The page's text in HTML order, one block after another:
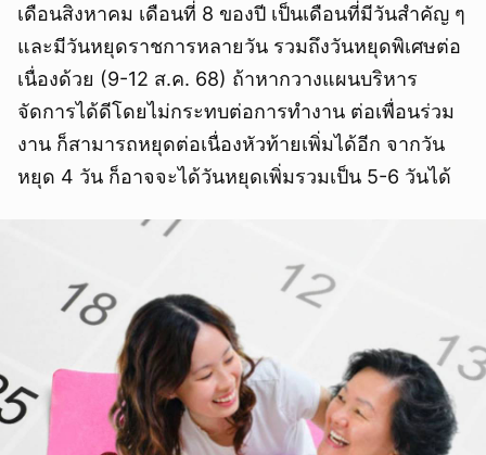
เดือนสิงหาคม เดือนที่ 8 ของปี เป็นเดือนที่มีวันสำคัญ ๆ
และมีวันหยุดราชการหลายวัน รวมถึงวันหยุดพิเศษต่อ
เนื่องด้วย (9-12 ส.ค. 68) ถ้าหากวางแผนบริหาร
จัดการได้ดีโดยไม่กระทบต่อการทำงาน ต่อเพื่อนร่วม
งาน ก็สามารถหยุดต่อเนื่องหัวท้ายเพิ่มได้อีก จากวัน
หยุด 4 วัน ก็อาจจะได้วันหยุดเพิ่มรวมเป็น 5-6 วันได้